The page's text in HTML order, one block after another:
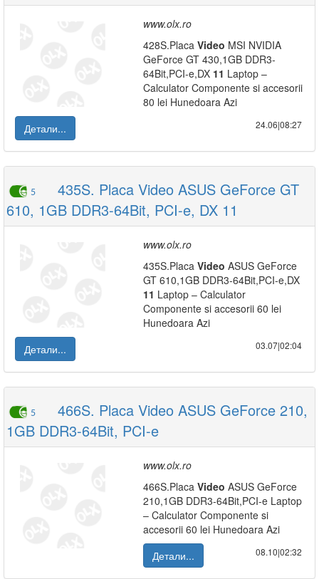
www.olx.ro
428S.Placa Video MSI NVIDIA
GeForce GT 430,1GB DDR3-
64Bit,PCI-e,DX 11 Laptop –
Calculator Componente si accesorii
80 lei Hunedoara Azi
Детали...
24.06|08:27
5
435S. Placa Video ASUS GeForce GT
610, 1GB DDR3-64Bit, PCI-e, DX 11
www.olx.ro
435S.Placa Video ASUS GeForce
GT 610,1GB DDR3-64Bit,PCI-e,DX
11 Laptop – Calculator
Componente si accesorii 60 lei
Hunedoara Azi
Детали...
03.07|02:04
5
466S. Placa Video ASUS GeForce 210,
1GB DDR3-64Bit, PCI-e
www.olx.ro
466S.Placa Video ASUS GeForce
210,1GB DDR3-64Bit,PCI-e Laptop
– Calculator Componente si
accesorii 60 lei Hunedoara Azi
Детали...
08.10|02:32